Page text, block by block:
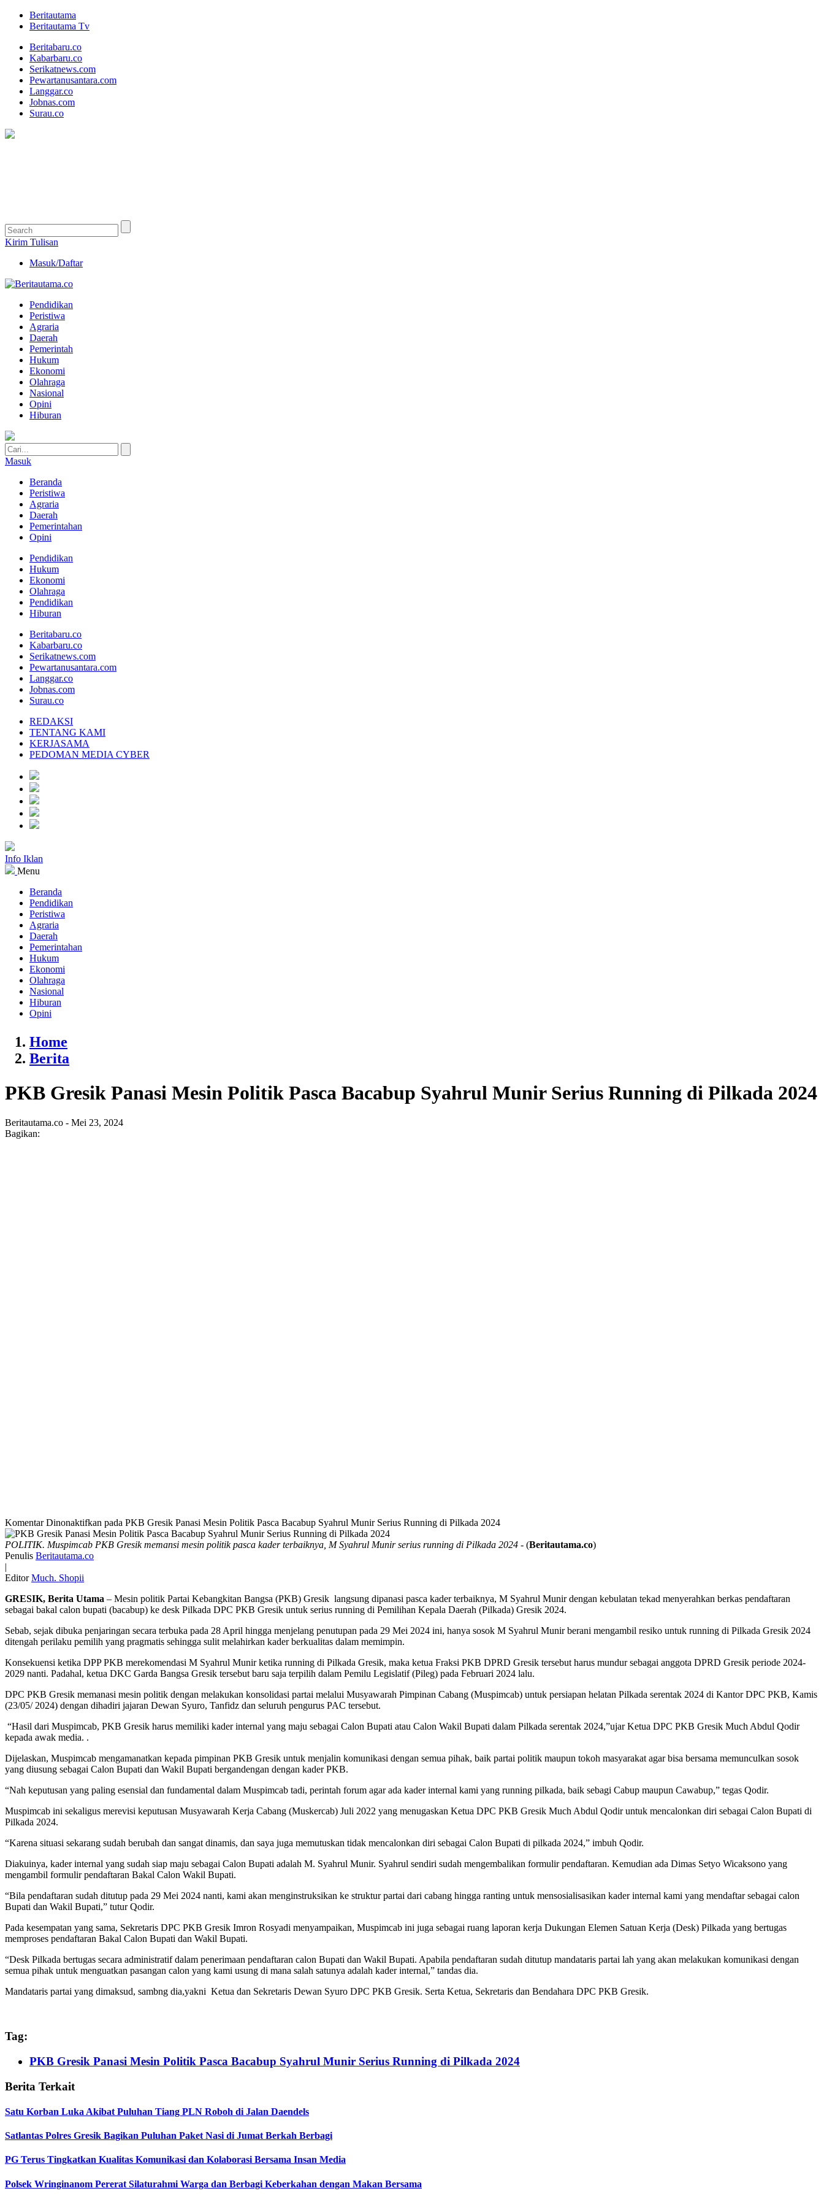
Beritautama
Beritautama Tv
Beritabaru.co
Kabarbaru.co
Serikatnews.com
Pewartanusantara.com
Langgar.co
Jobnas.com
Surau.co
Kirim Tulisan
Masuk/Daftar
Pendidikan
Peristiwa
Agraria
Daerah
Pemerintah
Hukum
Ekonomi
Olahraga
Nasional
Opini
Hiburan
Masuk
Beranda
Peristiwa
Agraria
Daerah
Pemerintahan
Opini
Pendidikan
Hukum
Ekonomi
Olahraga
Pendidikan
Hiburan
Beritabaru.co
Kabarbaru.co
Serikatnews.com
Pewartanusantara.com
Langgar.co
Jobnas.com
Surau.co
REDAKSI
TENTANG KAMI
KERJASAMA
PEDOMAN MEDIA CYBER
Info Iklan
Menu
Beranda
Pendidikan
Peristiwa
Agraria
Daerah
Pemerintahan
Hukum
Ekonomi
Olahraga
Nasional
Hiburan
Opini
Home
Berita
PKB Gresik Panasi Mesin Politik Pasca Bacabup Syahrul Munir Serius Running di Pilkada 2024
Beritautama.co - Mei 23, 2024
Bagikan:
Komentar Dinonaktifkan pada PKB Gresik Panasi Mesin Politik Pasca Bacabup Syahrul Munir Serius Running di Pilkada 2024
POLITIK. Muspimcab PKB Gresik memansi mesin politik pasca kader terbaiknya, M Syahrul Munir serius running di Pilkada 2024 - (Beritautama.co)
Penulis Beritautama.co
|
Editor Much. Shopii
GRESIK, Berita Utama – Mesin politik Partai Kebangkitan Bangsa (PKB) Gresik langsung dipanasi pasca kader terbaiknya, M Syahrul Munir dengan kebulatan tekad menyerahkan berkas pendaftaran
sebagai bakal calon bupati (bacabup) ke desk Pilkada DPC PKB Gresik untuk serius running di Pemilihan Kepala Daerah (Pilkada) Gresik 2024.
Sebab, sejak dibuka penjaringan secara terbuka pada 28 April hingga menjelang penutupan pada 29 Mei 2024 ini, hanya sosok M Syahrul Munir berani mengambil resiko untuk running di Pilkada Gresik 2024
ditengah perilaku pemilih yang pragmatis sehingga sulit melahirkan kader berkualitas dalam memimpin.
Konsekuensi ketika DPP PKB merekomendasi M Syahrul Munir ketika running di Pilkada Gresik, maka ketua Fraksi PKB DPRD Gresik tersebut harus mundur sebagai anggota DPRD Gresik periode 2024-
2029 nanti. Padahal, ketua DKC Garda Bangsa Gresik tersebut baru saja terpilih dalam Pemilu Legislatif (Pileg) pada Februari 2024 lalu.
DPC PKB Gresik memanasi mesin politik dengan melakukan konsolidasi partai melalui Musyawarah Pimpinan Cabang (Muspimcab) untuk persiapan helatan Pilkada serentak 2024 di Kantor DPC PKB, Kamis
(23/05/ 2024) dengan dihadiri jajaran Dewan Syuro, Tanfidz dan seluruh pengurus PAC tersebut.
“Hasil dari Muspimcab, PKB Gresik harus memiliki kader internal yang maju sebagai Calon Bupati atau Calon Wakil Bupati dalam Pilkada serentak 2024,”ujar Ketua DPC PKB Gresik Much Abdul Qodir
kepada awak media. .
Dijelaskan, Muspimcab mengamanatkan kepada pimpinan PKB Gresik untuk menjalin komunikasi dengan semua pihak, baik partai politik maupun tokoh masyarakat agar bisa bersama memunculkan sosok
yang diusung sebagai Calon Bupati dan Wakil Bupati bergandengan dengan kader PKB.
“Nah keputusan yang paling esensial dan fundamental dalam Muspimcab tadi, perintah forum agar ada kader internal kami yang running pilkada, baik sebagi Cabup maupun Cawabup,” tegas Qodir.
Muspimcab ini sekaligus merevisi keputusan Musyawarah Kerja Cabang (Muskercab) Juli 2022 yang menugaskan Ketua DPC PKB Gresik Much Abdul Qodir untuk mencalonkan diri sebagai Calon Bupati di
Pilkada 2024.
“Karena situasi sekarang sudah berubah dan sangat dinamis, dan saya juga memutuskan tidak mencalonkan diri sebagai Calon Bupati di pilkada 2024,” imbuh Qodir.
Diakuinya, kader internal yang sudah siap maju sebagai Calon Bupati adalah M. Syahrul Munir. Syahrul sendiri sudah mengembalikan formulir pendaftaran. Kemudian ada Dimas Setyo Wicaksono yang
mengambil formulir pendaftaran Bakal Calon Wakil Bupati.
“Bila pendaftaran sudah ditutup pada 29 Mei 2024 nanti, kami akan menginstruksikan ke struktur partai dari cabang hingga ranting untuk mensosialisasikan kader internal kami yang mendaftar sebagai calon
Bupati dan Wakil Bupati,” tutur Qodir.
Pada kesempatan yang sama, Sekretaris DPC PKB Gresik Imron Rosyadi menyampaikan, Muspimcab ini juga sebagai ruang laporan kerja Dukungan Elemen Satuan Kerja (Desk) Pilkada yang bertugas
memproses pendaftaran Bakal Calon Bupati dan Wakil Bupati.
“Desk Pilkada bertugas secara administratif dalam penerimaan pendaftaran calon Bupati dan Wakil Bupati. Apabila pendaftaran sudah ditutup mandataris partai lah yang akan melakukan komunikasi dengan
semua pihak untuk menguatkan pasangan calon yang kami usung di mana salah satunya adalah kader internal,” tandas dia.
Mandataris partai yang dimaksud, sambng dia,yakni Ketua dan Sekretaris Dewan Syuro DPC PKB Gresik. Serta Ketua, Sekretaris dan Bendahara DPC PKB Gresik.
Tag:
PKB Gresik Panasi Mesin Politik Pasca Bacabup Syahrul Munir Serius Running di Pilkada 2024
Berita Terkait
Satu Korban Luka Akibat Puluhan Tiang PLN Roboh di Jalan Daendels
Satlantas Polres Gresik Bagikan Puluhan Paket Nasi di Jumat Berkah Berbagi
PG Terus Tingkatkan Kualitas Komunikasi dan Kolaborasi Bersama Insan Media
Polsek Wringinanom Pererat Silaturahmi Warga dan Berbagi Keberkahan dengan Makan Bersama